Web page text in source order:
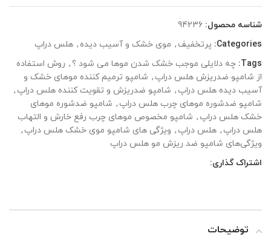
شناسه محصول: 94236
Categories: پرتخفیف , موی خشک و آسیب دیده , هلس دراپ
Tags: چه دلایلی موجب خشک شدن موها می شود ؟ , روش استفاده
از شامپو ضدریزش هلس دراپ , شامپو ترمیم کننده موهای خشک و
آسیب دیده هلس دراپ , شامپو ضدریزش و تقویت کننده هلس دراپ ,
شامپو ضدشوره موهای چرب هلس دراپ , شامپو ضدشوره موهای
خشک هلس دراپ , شامپو مخصوص موهای چرب رفع خارش و التهاب
هلس دراپ , هلس دراپ , ویژگی های شامپو موی خشک هلس دراپ ,
ویژگی‌های شامپو ضد ریزش مو هلس دراپ
اشتراک گذاری:
توضیحات